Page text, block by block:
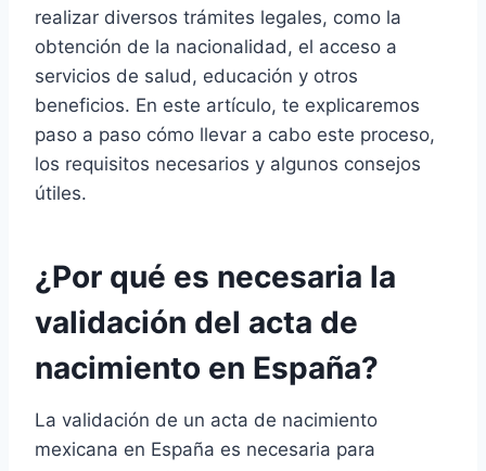
realizar diversos trámites legales, como la
obtención de la nacionalidad, el acceso a
servicios de salud, educación y otros
beneficios. En este artículo, te explicaremos
paso a paso cómo llevar a cabo este proceso,
los requisitos necesarios y algunos consejos
útiles.
¿Por qué es necesaria la
validación del acta de
nacimiento en España?
La validación de un acta de nacimiento
mexicana en España es necesaria para